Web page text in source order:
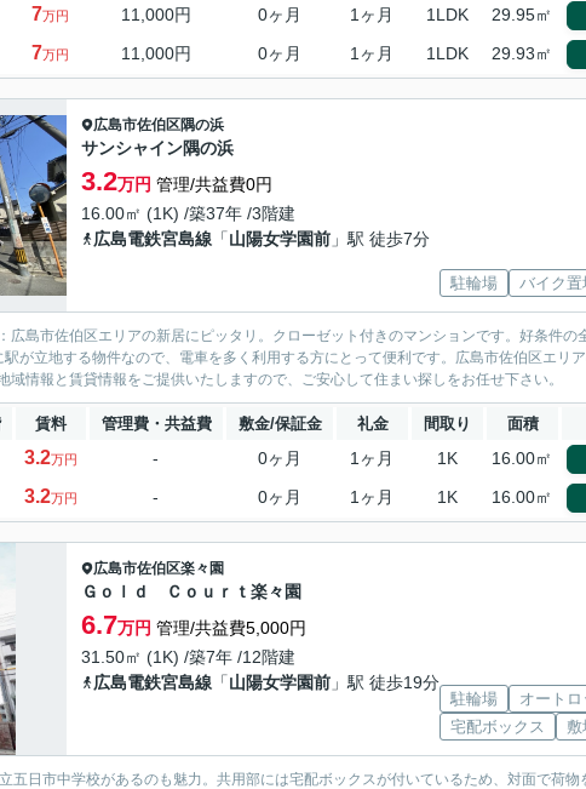
7万円 11,000円 0ヶ月 1ヶ月 1LDK 29.95㎡
7万円 11,000円 0ヶ月 1ヶ月 1LDK 29.93㎡
広島市佐伯区隅の浜
サンシャイン隅の浜
3.2万円 管理/共益費0円
16.00㎡ (1K) /築37年 /3階建
広島電鉄宮島線 「山陽女学園前 」駅 徒歩7分
駐輪場 バイク置
広島市佐伯区エリアの新居にピッタリ。クローゼット付きのマンションです。好条件
が立地する物件なので、電車を多く利用する方にとって便利です。広島市佐伯区エリ
域情報と賃貸情報をご提供いたしますので、ご安心して住まい探しをお任せ下さい。
賃料 管理費・共益費 敷金/保証金 礼金 間取り 面積
3.2万円 - 0ヶ月 1ヶ月 1K 16.00㎡
3.2万円 - 0ヶ月 1ヶ月 1K 16.00㎡
広島市佐伯区楽々園
Ｇｏｌｄ Ｃｏｕｒｔ楽々園
6.7万円 管理/共益費5,000円
31.50㎡ (1K) /築7年 /12階建
広島電鉄宮島線 「山陽女学園前 」駅 徒歩19分
駐輪場 オートロ
宅配ボックス
五日市中学校があるのも魅力。共用部には宅配ボックスが付いているため、対面で荷